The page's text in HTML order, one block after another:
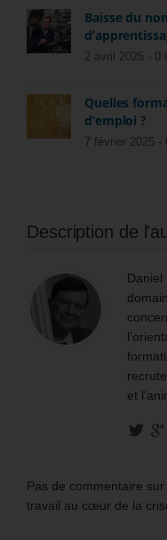
Baisse du
2 avril 2025 - 0
Quelles
d’emploi ?
7 février 2025 -
Description de
Daniel
et
Pas de commentaire
travail au cœur de la